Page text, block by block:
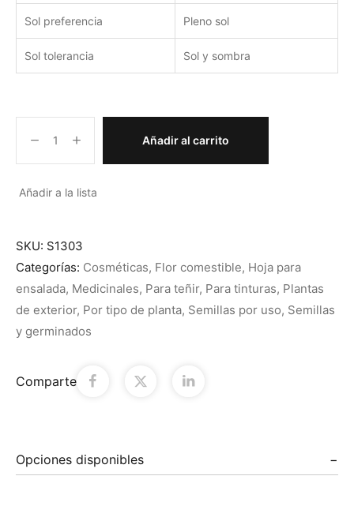
Sol preferencia Pleno sol
Sol tolerancia Sol y sombra
Añadir al carrito
Añadir a la lista
SKU: S1303
Categorías: Cosméticas, Flor comestible, Hoja para
ensalada, Medicinales, Para teñir, Para tinturas, Plantas
de exterior, Por tipo de planta, Semillas por uso, Semillas
y germinados
Comparte
Opciones disponibles